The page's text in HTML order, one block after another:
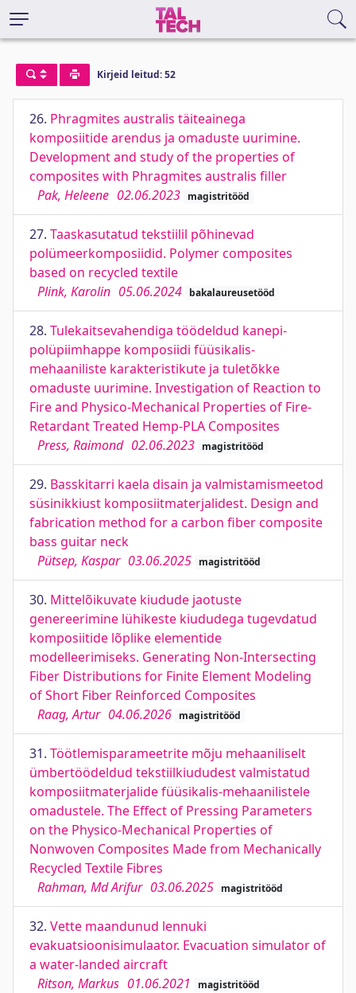
Kirjeid leitud: 52
26. Phragmites australis täiteainega
komposiitide arendus ja omaduste uurimine.
Development and study of the properties of
composites with Phragmites australis filler
Pak, Heleene 02.06.2023 magistritööd
27. Taaskasutatud tekstiilil põhinevad
polümeerkomposiidid. Polymer composites
based on recycled textile
Plink, Karolin 05.06.2024 bakalaureusetööd
28. Tulekaitsevahendiga töödeldud kanepi-
polüpiimhappe komposiidi füüsikalis-
mehaaniliste karakteristikute ja tuletõkke
omaduste uurimine. Investigation of Reaction to
Fire and Physico-Mechanical Properties of Fire-
Retardant Treated Hemp-PLA Composites
Press, Raimond 02.06.2023 magistritööd
29. Basskitarri kaela disain ja valmistamismeetod
süsinikkiust komposiitmaterjalidest. Design and
fabrication method for a carbon fiber composite
bass guitar neck
Pütsep, Kaspar 03.06.2025 magistritööd
30. Mittelõikuvate kiudude jaotuste
genereerimine lühikeste kiududega tugevdatud
komposiitide lõplike elementide
modelleerimiseks. Generating Non-Intersecting
Fiber Distributions for Finite Element Modeling
of Short Fiber Reinforced Composites
Raag, Artur 04.06.2026 magistritööd
31. Töötlemisparameetrite mõju mehaaniliselt
ümbertöödeldud tekstiilkiududest valmistatud
komposiitmaterjalide füüsikalis-mehaanilistele
omadustele. The Effect of Pressing Parameters
on the Physico-Mechanical Properties of
Nonwoven Composites Made from Mechanically
Recycled Textile Fibres
Rahman, Md Arifur 03.06.2025 magistritööd
32. Vette maandunud lennuki
evakuatsioonisimulaator. Evacuation simulator of
a water-landed aircraft
Ritson, Markus 01.06.2021 magistritööd